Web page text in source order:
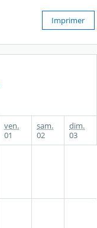
Imprimer
ven.
01
sam.
02
dim.
03